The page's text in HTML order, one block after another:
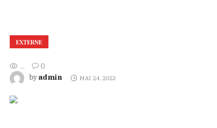
EXTERNE
...
0
by admin MAI 24, 2023